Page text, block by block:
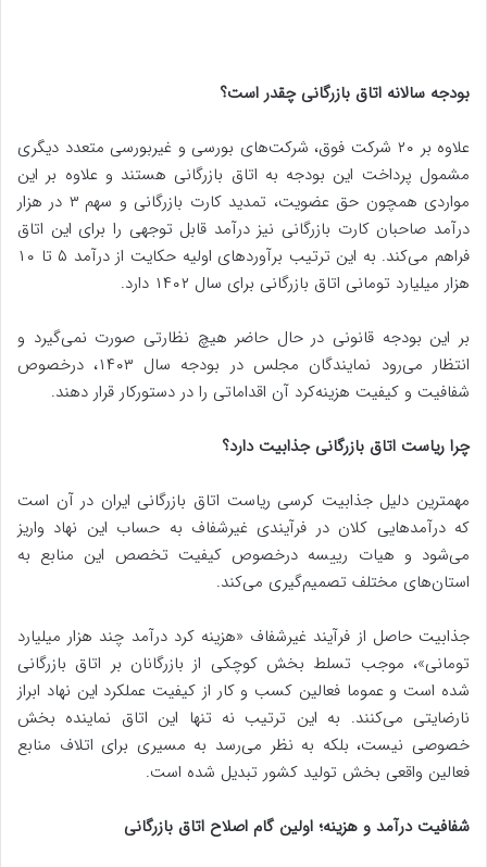
بودجه سالانه اتاق بازرگانی چقدر است؟
علاوه بر ۲۰ شرکت فوق، شرکت‌های بورسی و غیربورسی متعدد دیگری
مشمول پرداخت این بودجه به اتاق بازرگانی هستند و علاوه بر این
مواردی همچون حق عضویت، تمدید کارت بازرگانی و سهم ۳ در هزار
درآمد صاحبان کارت بازرگانی نیز درآمد قابل توجهی را برای این اتاق
فراهم می‌کند. به این ترتیب برآوردهای اولیه حکایت از درآمد ۵ تا ۱۰
هزار میلیارد تومانی اتاق بازرگانی برای سال ۱۴۰۲ دارد.
بر این بودجه قانونی در حال حاضر هیچ نظارتی صورت نمی‌گیرد و
انتظار می‌رود نمایندگان مجلس در بودجه سال ۱۴۰۳، درخصوص
شفافیت و کیفیت هزینه‌کرد آن اقداماتی را در دستورکار قرار دهند.
چرا ریاست اتاق بازرگانی جذابیت دارد؟
مهمترین دلیل جذابیت کرسی ریاست اتاق بازرگانی ایران در آن است
که درآمدهایی کلان در فرآیندی غیرشفاف به حساب این نهاد واریز
می‌شود و هیات رییسه درخصوص کیفیت تخصص این منابع به
استان‌های مختلف تصمیم‌گیری می‌کند.
جذابیت حاصل از فرآیند غیرشفاف «هزینه کرد درآمد چند هزار میلیارد
تومانی»، موجب تسلط بخش کوچکی از بازرگانان بر اتاق بازرگانی
شده است و عموما فعالین کسب و کار از کیفیت عملکرد این نهاد ابراز
نارضایتی می‌کنند. به این ترتیب نه تنها این اتاق نماینده بخش
خصوصی نیست، بلکه به نظر می‌رسد به مسیری برای اتلاف منابع
فعالین واقعی بخش تولید کشور تبدیل شده است.
شفافیت درآمد و هزینه؛ اولین گام اصلاح اتاق بازرگانی